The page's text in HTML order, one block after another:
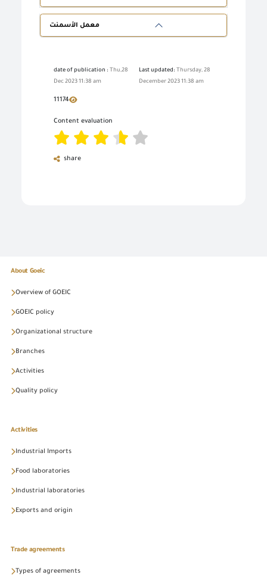
معمل الأسمنت
date of publication : Thu,28
Dec 2023 11:38 am
Last updated: Thursday, 28
December 2023 11:38 am
11174
Content evaluation
share
About Goeic
Overview of GOEIC
GOEIC policy
Organizational structure
Branches
Activities
Quality policy
Activities
Industrial Imports
Food laboratories
Industrial laboratories
Exports and origin
Trade agreements
Types of agreements